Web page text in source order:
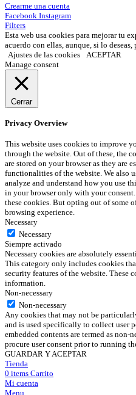
Crearme una cuenta
Facebook Instagram
Filters
Esta web usa cookies para mejorar tu
acuerdo con ellas, aunque, si lo deseas,
Ajustes de las cookies
ACEPTAR
Manage consent
Cerrar
Privacy Overview
This website uses cookies to improve
through the website. Out of these, the
are stored on your browser as they are
functionalities of the website. We also
analyze and understand how you use
in your browser only with your
these cookies. But opting out of some
browsing experience.
Necessary
Necessary
Siempre activado
Necessary cookies are absolutely
This category only includes cookies
security features of the website. These
information.
Non-necessary
Non-necessary
Any cookies that may not be
and is used specifically to collect user
embedded contents are termed as non-
procure user consent prior to running
GUARDAR Y ACEPTAR
Tienda
0 items Carrito
Mi cuenta
Menu